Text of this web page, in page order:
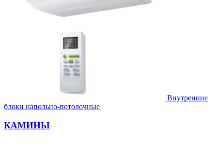
Внутренние
блоки напольно-потолочные
КАМИНЫ